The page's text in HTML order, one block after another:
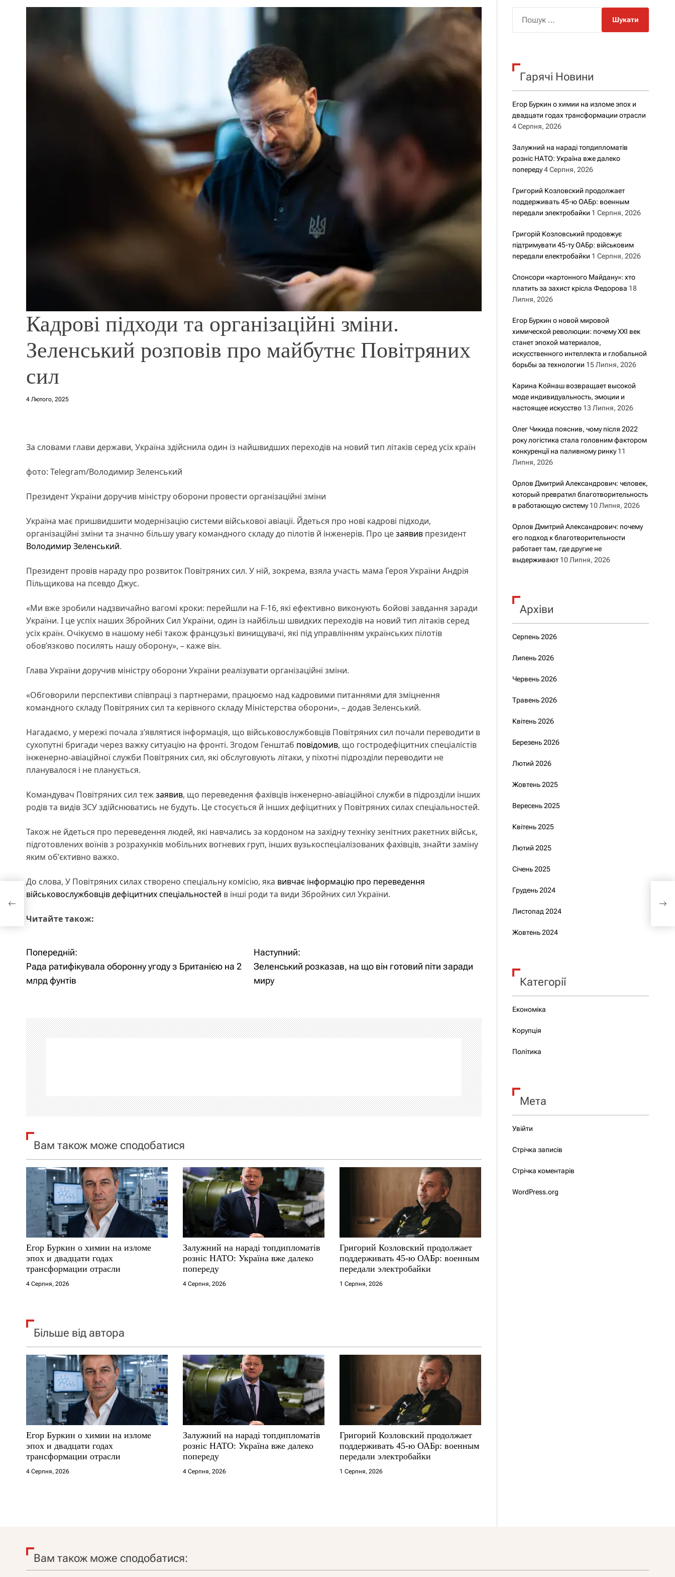
о
у
Кадрові підходи та організаційні зміни.
Зеленський розповів про майбутнє Повітряних
сил
4 Лютого, 2025
За словами глави держави, Україна здійснила один із найшвидших переходів на новий тип літаків серед усіх країн
фото: Telegram/Володимир Зеленський
Президент України доручив міністру оборони провести організаційні зміни
Україна має пришвидшити модернізацію системи військової авіації. Йдеться про нові кадрові підходи,
організаційні зміни та значно більшу увагу командного складу до пілотів й інженерів. Про цезаявив президент
Володимир Зеленський.
Президент провів нараду про розвиток Повітряних сил. У ній, зокрема, взяла участь мама Героя України Андрія
Пільщикова на псевдо Джус.
«Ми вже зробили надзвичайно вагомі кроки: перейшли на F-16, які ефективно виконують бойові завдання заради
України. І це успіх наших Збройних Сил України, один із найбільш швидких переходів на новий тип літаків серед
усіх країн. Очікуємо в нашому небі також французькі винищувачі, які під управлінням українських пілотів
обовʼязково посилять нашу оборону», – каже він.
Глава України доручив міністру оборони України реалізувати організаційні зміни.
«Обговорили перспективи співпраці з партнерами, працюємо над кадровими питаннями для зміцнення
командного складу Повітряних сил та керівного складу Міністерства оборони», – додав Зеленський.
Нагадаємо, у мережі почала з’являтися інформація, що військовослужбовців Повітряних сил почали переводити в
сухопутні бригади через важку ситуацію на фронті. Згодом Генштаб повідомив, що гостродефіцитних спеціалістів
інженерно-авіаційної служби Повітряних сил, які обслуговують літаки, у піхотні підрозділи переводити не
планувалося і не планується.
Командувач Повітряних сил тежзаявив, що переведення фахівців інженерно-авіаційної служби в підрозділи інших
родів та видів ЗСУ здійснюватись не будуть. Це стосується й інших дефіцитних у Повітряних силах спеціальностей.
Також не йдеться про переведення людей, які навчались за кордоном на західну техніку зенітних ракетних військ,
підготовлених воїнів з розрахунків мобільних вогневих груп, інших вузькоспеціалізованих фахівців, знайти заміну
яким обʼєктивно важко.
До слова, У Повітряних силах створено спеціальну комісію, яка вивчає інформацію про переведення
військовослужбовців дефіцитних спеціальностей в інші роди та види Збройних сил України.
Читайте також:
Н
а
і
г
а
ц
і
я
а
п
и
с
і
в
Попередній:
Рада ратифікувала оборонну угоду з Британією на 2
млрд фунтів
Наступний:
Зеленський розказав, на що він готовий піти заради
миру
Вам також може сподобатися
Егор Буркин о химии на изломе
эпох и двадцати годах
трансформации отрасли
4 Серпня, 2026
Залужний на нараді топдипломатів
розніс НАТО: Україна вже далеко
попереду
4 Серпня, 2026
Григорий Козловский продолжает
поддерживать 45-ю ОАБр: военным
передали электробайки
1 Серпня, 2026
Більше від автора
Егор Буркин о химии на изломе
эпох и двадцати годах
трансформации отрасли
4 Серпня, 2026
Залужний на нараді топдипломатів
розніс НАТО: Україна вже далеко
попереду
4 Серпня, 2026
Григорий Козловский продолжает
поддерживать 45-ю ОАБр: военным
передали электробайки
1 Серпня, 2026
к
Гарячі Новини
Егор Буркин о химии на изломе эпох и
двадцати годах трансформации отрасли
4 Серпня, 2026
Залужний на нараді топдипломатів
розніс НАТО: Україна вже далеко
попереду 4 Серпня, 2026
Григорий Козловский продолжает
поддерживать 45-ю ОАБр: военным
передали электробайки 1 Серпня, 2026
Григорій Козловський продовжує
підтримувати 45-ту ОАБр: військовим
передали електробайки 1 Серпня, 2026
Спонсори «картонного Майдану»: хто
платить за захист крісла Федорова 18
Липня, 2026
Егор Буркин о новой мировой
химической революции: почему XXI век
станет эпохой материалов,
искусственного интеллекта и глобальной
борьбы за технологии 15 Липня, 2026
Карина Койнаш возвращает высокой
моде индивидуальность, эмоции и
настоящее искусство 13 Липня, 2026
Олег Чикида пояснив, чому після 2022
року логістика стала головним фактором
конкуренції на паливному ринку 11
Липня, 2026
Орлов Дмитрий Александрович: человек,
который превратил благотворительность
в работающую систему 10 Липня, 2026
Орлов Дмитрий Александрович: почему
его подход к благотворительности
работает там, где другие не
выдерживают 10 Липня, 2026
Архіви
Серпень 2026
Липень 2026
Червень 2026
Травень 2026
Квітень 2026
Березень 2026
Лютий 2026
Жовтень 2025
Вересень 2025
Квітень 2025
Лютий 2025
Січень 2025
Грудень 2024
Листопад 2024
Жовтень 2024
Категорії
Економіка
Корупція
Політика
Мета
Увійти
Стрічка записів
Стрічка коментарів
WordPress.org
Вам також може сподобатися: